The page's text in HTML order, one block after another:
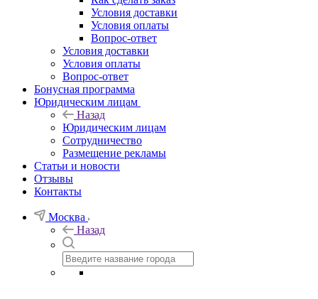
Условия доставки
Условия оплаты
Вопрос-ответ
Условия доставки
Условия оплаты
Вопрос-ответ
Бонусная программа
Юридическим лицам
Назад
Юридическим лицам
Сотрудничество
Размещение рекламы
Статьи и новости
Отзывы
Контакты
Москва
Назад